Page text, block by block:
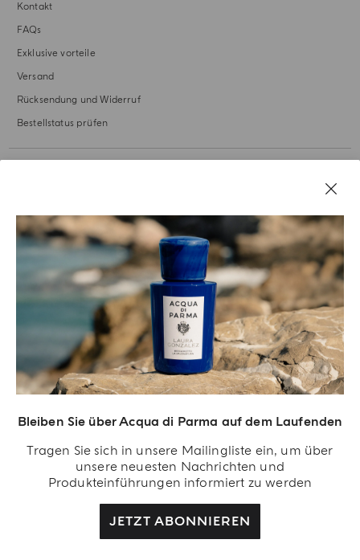
Bleiben Sie über Acqua di Parma auf dem Laufenden
Tragen Sie sich in unsere Mailingliste ein, um über
unsere neuesten Nachrichten und
Produkteinführungen informiert zu werden
JETZT ABONNIEREN
Kontakt
FAQs
Exklusive vorteile
Versand
Rücksendung und Widerruf
Bestellstatus prüfen
Acqua Di Parma S.r.l., mit einem Kapital von 420 000,00 € registriert im
Handelsregister von Mailand unter der Nummer IT04215670375 mit Sitz in Via